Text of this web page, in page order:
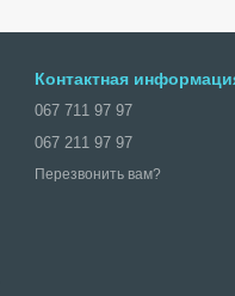
Контактная
067 711 97 97
067 211 97 97
Перезвонить вам?